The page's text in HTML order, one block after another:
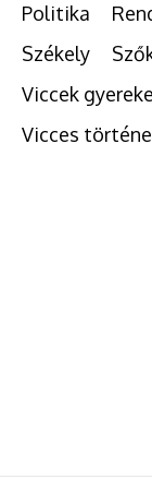
Politika
Székely
Viccek
Vicces